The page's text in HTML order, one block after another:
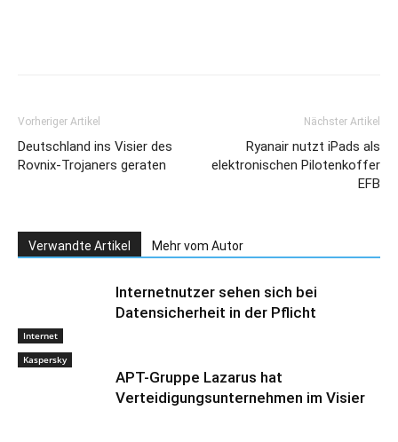
Vorheriger Artikel
Deutschland ins Visier des
Rovnix-Trojaners geraten
Nächster Artikel
Ryanair nutzt iPads als
elektronischen Pilotenkoffer
EFB
Verwandte Artikel Mehr vom Autor
Internet
Internetnutzer sehen sich bei
Datensicherheit in der Pflicht
Kaspersky
APT-Gruppe Lazarus hat
Verteidigungsunternehmen im Visier